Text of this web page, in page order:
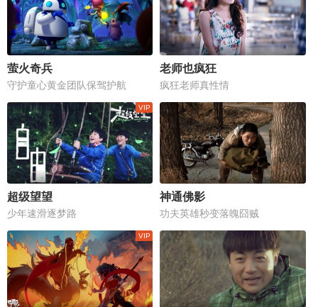
萤火奇兵
守护童心黄金团队保驾护航
老师也疯狂
疯狂老师真性情
超级望望
少年速滑逐梦路
神通佛影
功夫英雄秒变落魄囧贼